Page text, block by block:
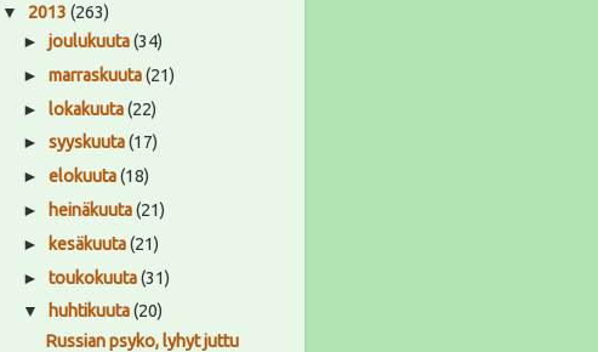
▼ 2013 (263)
►joulukuuta(34)
►marraskuuta(21)
►lokakuuta(22)
►syyskuuta(17)
►elokuuta(18)
►
heinäkuuta(21)
►
kesäkuuta(21)
►toukokuuta(31)
▼
huhtikuuta(20)
Russian psyko, lyhyt juttu